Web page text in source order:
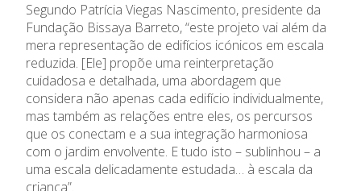
Relatório de Atividades e
Contas
Apoios Financeiros do
Estado
Conselho de Administração
Comissão Executiva
Conselho Fiscal
Segundo Patrícia Viegas Nascimento, presidente da
Fundação Bissaya Barreto, “este projeto vai além da
mera representação de edifícios icónicos em escala
reduzida. [Ele] propõe uma reinterpretação
cuidadosa e detalhada, uma abordagem que
considera não apenas cada edifício individualmente,
mas também as relações entre eles, os percursos
que os conectam e a sua integração harmoniosa
com o jardim envolvente. E tudo isto – sublinhou – a
uma escala delicadamente estudada… à escala da
criança”.